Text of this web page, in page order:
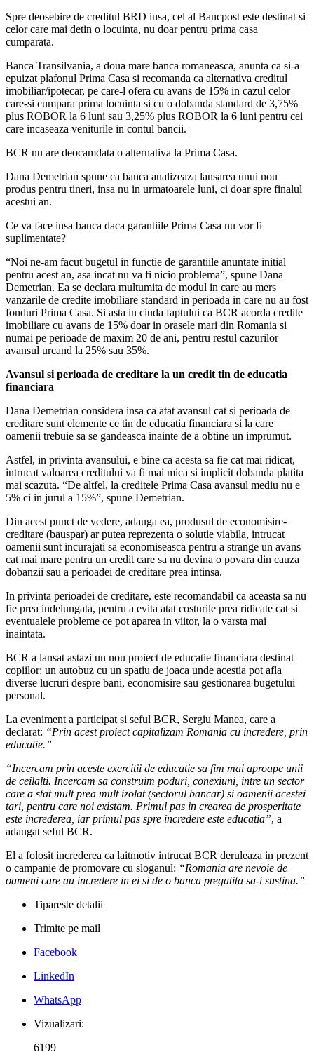
Spre deosebire de creditul BRD insa, cel al Bancpost este destinat si
celor care mai detin o locuinta, nu doar pentru prima casa
cumparata.
Banca Transilvania, a doua mare banca romaneasca, anunta ca si-a
epuizat plafonul Prima Casa si recomanda ca alternativa creditul
imobiliar/ipotecar, pe care-l ofera cu avans de 15% in cazul celor
care-si cumpara prima locuinta si cu o dobanda standard de 3,75%
plus ROBOR la 6 luni sau 3,25% plus ROBOR la 6 luni pentru cei
care incaseaza veniturile in contul bancii.
BCR nu are deocamdata o alternativa la Prima Casa.
Dana Demetrian spune ca banca analizeaza lansarea unui nou
produs pentru tineri, insa nu in urmatoarele luni, ci doar spre finalul
acestui an.
Ce va face insa banca daca garantiile Prima Casa nu vor fi
suplimentate?
“Noi ne-am facut bugetul in functie de garantiile anuntate initial
pentru acest an, asa incat nu va fi nicio problema”, spune Dana
Demetrian. Ea se declara multumita de modul in care au mers
vanzarile de credite imobiliare standard in perioada in care nu au fost
fonduri Prima Casa. Si asta in ciuda faptului ca BCR acorda credite
imobiliare cu avans de 15% doar in orasele mari din Romania si
numai pe perioade de maxim 20 de ani, pentru restul cazurilor
avansul urcand la 25% sau 35%.
Avansul si perioada de creditare la un credit tin de educatia
financiara
Dana Demetrian considera insa ca atat avansul cat si perioada de
creditare sunt elemente ce tin de educatia financiara si la care
oamenii trebuie sa se gandeasca inainte de a obtine un imprumut.
Astfel, in privinta avansului, e bine ca acesta sa fie cat mai ridicat,
intrucat valoarea creditului va fi mai mica si implicit dobanda platita
mai scazuta. “De altfel, la creditele Prima Casa avansul mediu nu e
5% ci in jurul a 15%”, spune Demetrian.
Din acest punct de vedere, adauga ea, produsul de economisire-
creditare (bauspar) ar putea reprezenta o solutie viabila, intrucat
oamenii sunt incurajati sa economiseasca pentru a strange un avans
cat mai mare pentru un credit care sa nu devina o povara din cauza
dobanzii sau a perioadei de creditare prea intinsa.
In privinta perioadei de creditare, este recomandabil ca aceasta sa nu
fie prea indelungata, pentru a evita atat costurile prea ridicate cat si
eventualele probleme ce pot aparea in viitor, la o varsta mai
inaintata.
BCR a lansat astazi un nou proiect de educatie financiara destinat
copiilor: un autobuz cu un spatiu de joaca unde acestia pot afla
diverse lucruri despre bani, economisire sau gestionarea bugetului
personal.
La eveniment a participat si seful BCR, Sergiu Manea, care a
declarat: “Prin acest proiect capitalizam Romania cu incredere, prin
educatie.”
“Incercam prin aceste exercitii de educatie sa fim mai aproape unii
de ceilalti. Incercam sa construim poduri, conexiuni, intre un sector
care a stat mult prea mult izolat (sectorul bancar) si oamenii acestei
tari, pentru care noi existam. Primul pas in crearea de prosperitate
este increderea, iar primul pas spre incredere este educatia”, a
adaugat seful BCR.
El a folosit increderea ca laitmotiv intrucat BCR deruleaza in prezent
o campanie de promovare cu sloganul: “Romania are nevoie de
oameni care au incredere in ei si de o banca pregatita sa-i sustina.”
Tipareste detalii
Trimite pe mail
Facebook
LinkedIn
WhatsApp
Vizualizari:
6199